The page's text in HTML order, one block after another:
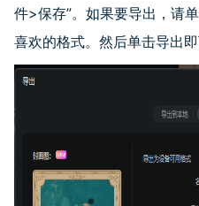
件>保存”。如果要导出，请
喜欢的格式。然后单击导出即